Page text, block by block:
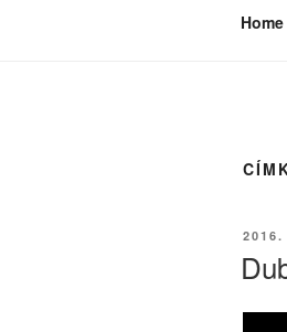
Home
2016.